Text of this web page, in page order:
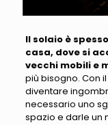
Il solaio è
casa, dove si
vecchi mobili e
più bisogno. Con
diventare
necessario uno
spazio e darle un